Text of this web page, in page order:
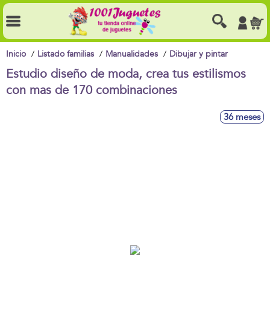
Inicio Listado familias Manualidades Dibujar y pintar
Estudio diseño de moda, crea tus estilismos
con mas de 170 combinaciones
36 meses